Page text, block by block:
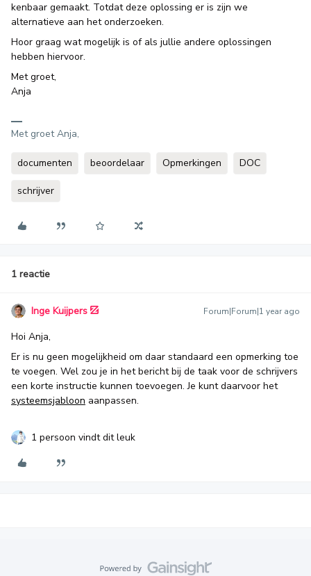
kenbaar gemaakt. Totdat deze oplossing er is zijn we
alternatieve aan het onderzoeken.
Hoor graag wat mogelijk is of als jullie andere oplossingen
hebben hiervoor.
Met groet,
Anja
Met groet Anja,
documenten beoordelaar Opmerkingen DOC
schrijver
1 reactie
Inge Kuijpers Forum|Forum|1 year ago
Hoi Anja,
Er is nu geen mogelijkheid om daar standaard een opmerking toe
te voegen. Wel zou je in het bericht bij de taak voor de schrijvers
een korte instructie kunnen toevoegen. Je kunt daarvoor het
systeemsjabloon aanpassen.
1 persoon vindt dit leuk